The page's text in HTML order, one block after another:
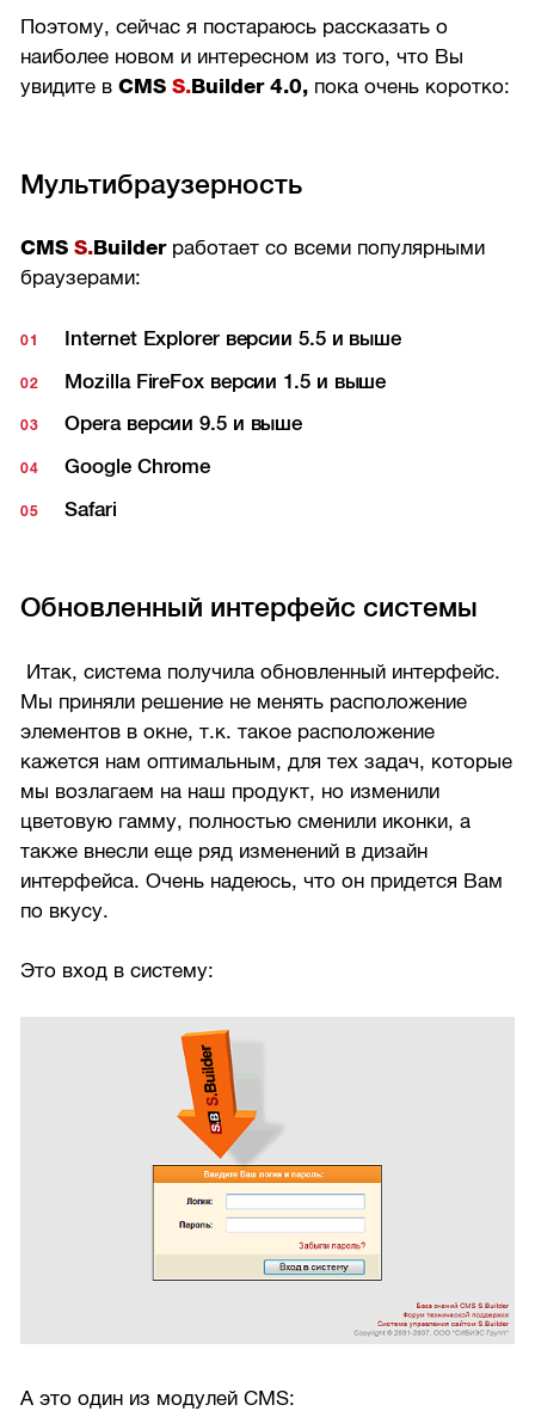
Поэтому, сейчас я постараюсь рассказать о
наиболее новом и интересном из того, что Вы
увидите вCMSS.Builder 4.0, пока очень коротко:
Мультибраузерность
CMSS. Builderработает со всеми популярными
браузерами:
Internet Explorer версии 5.5 и выше
Mozilla FireFox версии 1.5 и выше
Opera версии 9.5 и выше
Google Chrome
Safari
Обновленный интерфейс системы
Итак, система получила обновленный интерфейс.
Мы приняли решение не менять расположение
элементов в окне, т.к. такое расположение
кажется нам оптимальным, для тех задач, которые
мы возлагаем на наш продукт, но изменили
цветовую гамму, полностью сменили иконки, а
также внесли еще ряд изменений в дизайн
интерфейса. Очень надеюсь, что он придется Вам
по вкусу.
Это вход в систему:
А это один из модулей CMS: